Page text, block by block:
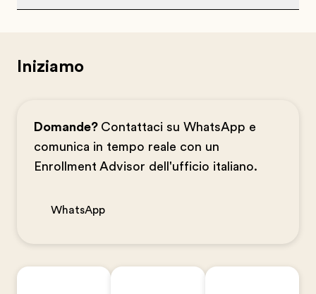
Iniziamo
Domande? Contattaci su WhatsApp e
comunica in tempo reale con un
Enrollment Advisor dell'ufficio italiano.
WhatsApp